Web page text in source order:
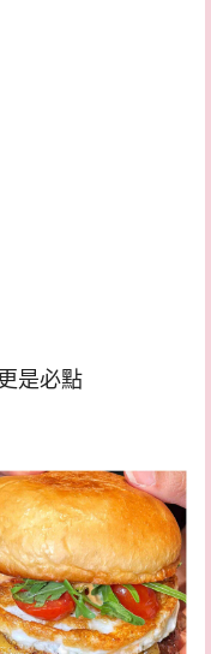
是必點